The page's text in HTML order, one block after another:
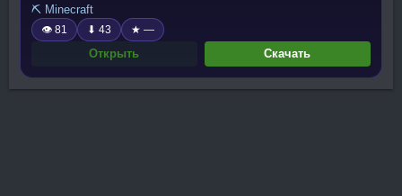
⛏️ Minecraft
👁 81 ⬇ 43 ★ —
Открыть Скачать